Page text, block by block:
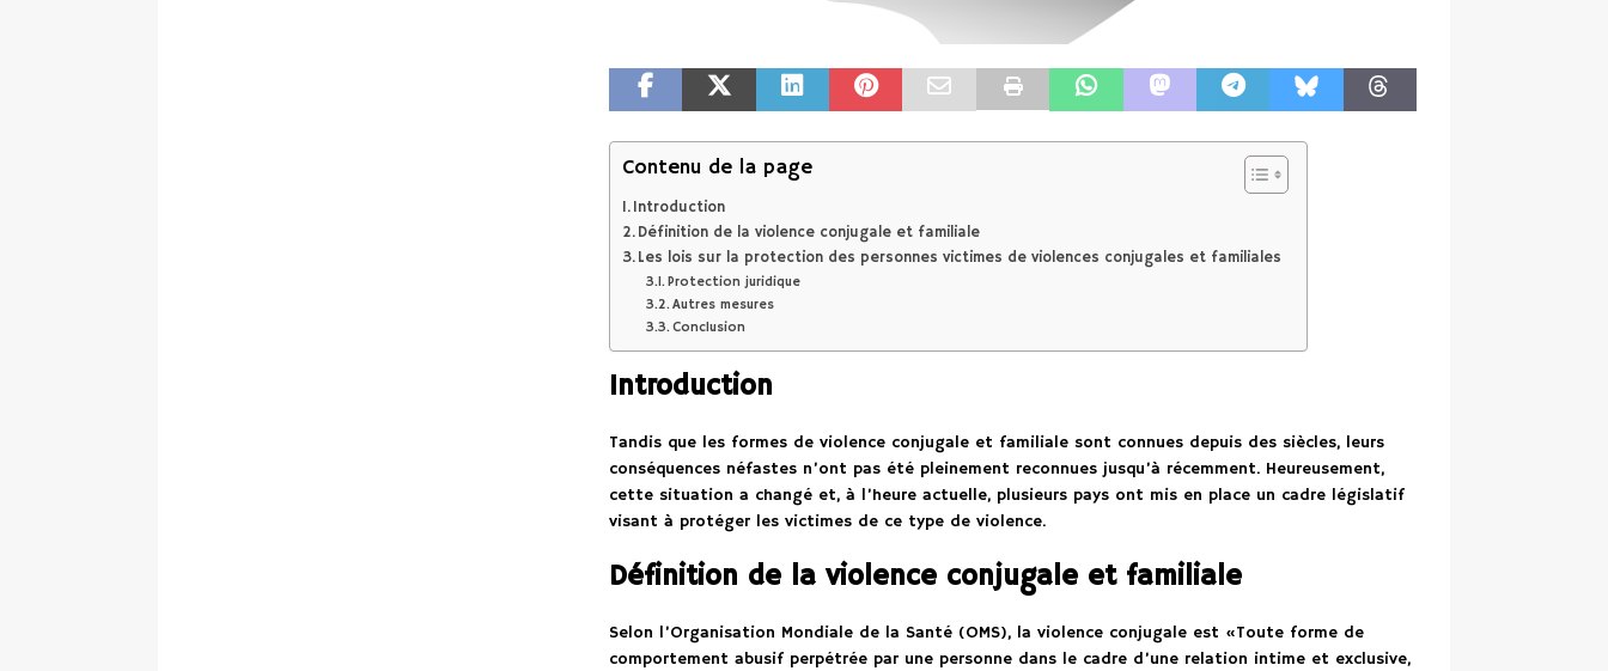
Contenu de la page
Introduction
Définition de la violence conjugale et familiale
Les lois sur la protection des personnes victimes de violences conjugales et familiales
Protection juridique
Autres mesures
Conclusion
Introduction
Tandis que les formes de violence conjugale et familiale sont connues depuis des siècles, leurs
conséquences néfastes n’ont pas été pleinement reconnues jusqu’à récemment. Heureusement,
cette situation a changé et, à l’heure actuelle, plusieurs pays ont mis en place un cadre législatif
visant à protéger les victimes de ce type de violence.
Définition de la violence conjugale et familiale
Selon l’Organisation Mondiale de la Santé (OMS), la violence conjugale est «Toute forme de
comportement abusif perpétrée par une personne dans le cadre d’une relation intime et exclusive,